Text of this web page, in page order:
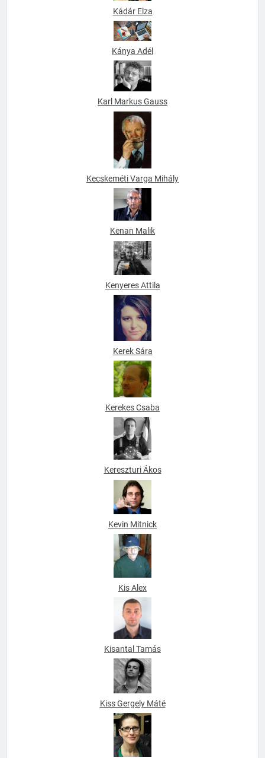
Kádár Elza
Kánya Adél
Karl Markus Gauss
Kecskeméti Varga Mihály
Kenan Malik
Kenyeres Attila
Kerek Sára
Kerekes Csaba
Kereszturi Ákos
Kevin Mitnick
Kis Alex
Kisantal Tamás
Kiss Gergely Máté